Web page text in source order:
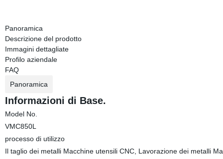
Panoramica
Descrizione del prodotto
Immagini dettagliate
Profilo aziendale
FAQ
Panoramica
Informazioni di Base.
Model No.
VMC850L
processo di utilizzo
Il taglio dei metalli Macchine utensili CNC, Lavorazione dei metalli